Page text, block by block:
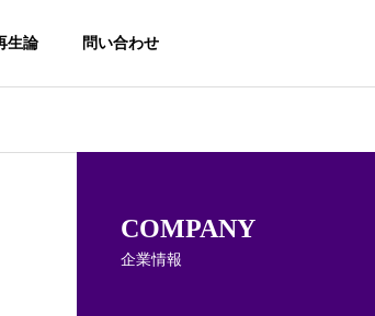
生論 問い合わせ
協業研究機関
COMPANY
企業情報